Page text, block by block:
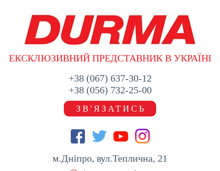
ЕКСКЛЮЗИВНИЙ ПРЕДСТАВНИК В УКРАЇНІ
+38 (067) 637-30-12
+38 (056) 732-25-00
ЗВ'ЯЗАТИСЬ
м.Дніпро, вул.Теплична, 21